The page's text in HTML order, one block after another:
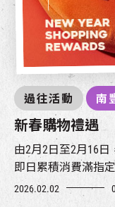
過往活動 南
新春購物禮遇
由2月2日至2月16日
即日累積消費滿指
2026.02.02